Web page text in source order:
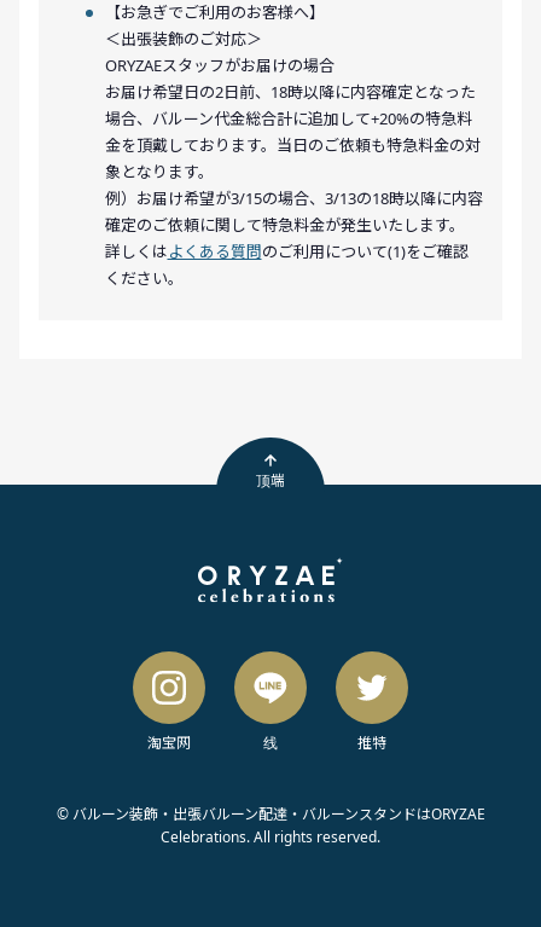
【お急ぎでご利用のお客様へ】
＜出張装飾のご対応＞
ORYZAEスタッフがお届けの場合
お届け希望日の2日前、18時以降に内容確定となった
場合、バルーン代金総合計に追加して+20%の特急料
金を頂戴しております。当日のご依頼も特急料金の対
象となります。
例）お届け希望が3/15の場合、3/13の18時以降に内容
確定のご依頼に関して特急料金が発生いたします。
詳しくはよくある質問のご利用について(1)をご確認
ください。
顶端
淘宝网 线 推特
© バルーン装飾・出張バルーン配達・バルーンスタンドはORYZAE
Celebrations. All rights reserved.